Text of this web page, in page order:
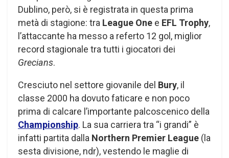
Dublino, però, si è registrata in questa prima
metà di stagione: tra League One e EFL Trophy,
l’attaccante ha messo a referto 12 gol, miglior
record stagionale tra tutti i giocatori dei
Grecians.
Cresciuto nel settore giovanile del Bury, il
classe 2000 ha dovuto faticare e non poco
prima di calcare l’importante palcoscenico della
Championship. La sua carriera tra “i grandi” è
infatti partita dalla Northern Premier League (la
sesta divisione, ndr), vestendo le maglie di